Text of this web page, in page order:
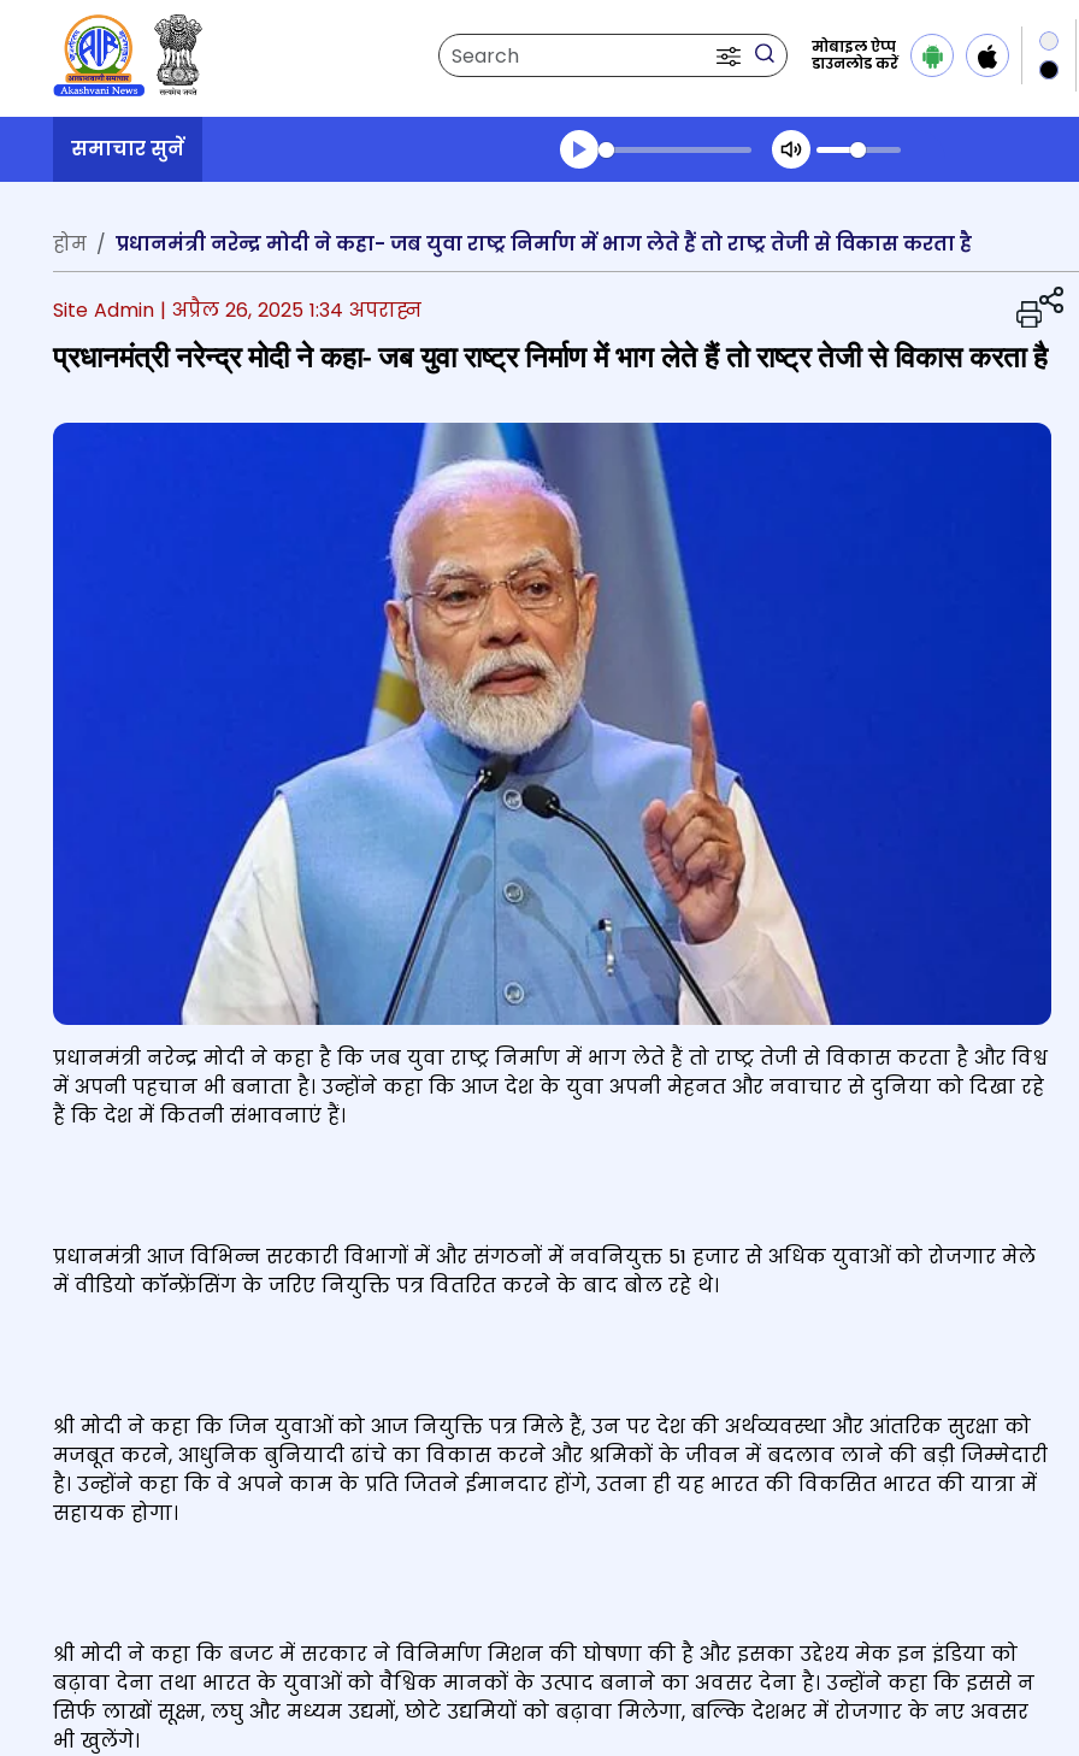
Search
मोबाइल ऐप्प
डाउनलोड करें
समाचार सुनें
Transcript summary
होम
प्रधानमंत्री नरेन्द्र मोदी ने कहा- जब युवा राष्ट्र निर्माण में भाग लेते हैं तो राष्ट्र तेजी से विकास करता है
Site Admin | अप्रैल 26, 2025 1:34 अपराह्न
प्रधानमंत्री नरेन्द्र मोदी ने कहा- जब युवा राष्ट्र निर्माण में भाग लेते हैं तो राष्ट्र तेजी से विकास करता है
प्रधानमंत्री नरेन्द्र मोदी ने कहा है कि जब युवा राष्ट्र निर्माण में भाग लेते हैं तो राष्ट्र तेजी से विकास करता है और विश्व
में अपनी पहचान भी बनाता है। उन्होंने कहा कि आज देश के युवा अपनी मेहनत और नवाचार से दुनिया को दिखा रहे
हैं कि देश में कितनी संभावनाएं हैं।
प्रधानमंत्री आज विभिन्न सरकारी विभागों में और संगठनों में नवनियुक्त 51 हजार से अधिक युवाओं को रोजगार मेले
में वीडियो कॉन्फ्रेंसिंग के जरिए नियुक्ति पत्र वितरित करने के बाद बोल रहे थे।
श्री मोदी ने कहा कि जिन युवाओं को आज नियुक्ति पत्र मिले हैं, उन पर देश की अर्थव्यवस्था और आंतरिक सुरक्षा को
मजबूत करने, आधुनिक बुनियादी ढांचे का विकास करने और श्रमिकों के जीवन में बदलाव लाने की बड़ी जिम्मेदारी
है। उन्होंने कहा कि वे अपने काम के प्रति जितने ईमानदार होंगे, उतना ही यह भारत की विकसित भारत की यात्रा में
सहायक होगा।
श्री मोदी ने कहा कि बजट में सरकार ने विनिर्माण मिशन की घोषणा की है और इसका उद्देश्य मेक इन इंडिया को
बढ़ावा देना तथा भारत के युवाओं को वैश्विक मानकों के उत्पाद बनाने का अवसर देना है। उन्होंने कहा कि इससे न
सिर्फ लाखों सूक्ष्म, लघु और मध्यम उद्यमों, छोटे उद्यमियों को बढ़ावा मिलेगा, बल्कि देशभर में रोजगार के नए अवसर
भी खुलेंगे।